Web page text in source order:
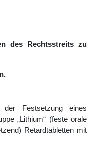
des Rechtsstreits zu
Festsetzung eines
„Lithium“ (feste orale
Retardtabletten mit